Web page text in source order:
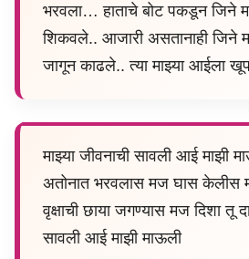
भरवला… हाताचे बोट पकडून जिने
शिकवले.. आजारी असतानाही जिने
जागून काढले.. त्या माझ्या आईला
माझ्या जीवनाची सावली आई माझी
अतोनात भरवलास मज घास केलीस
वृक्षाची छाया जगण्यास मज दिशा तू
सावली आई माझी माऊली